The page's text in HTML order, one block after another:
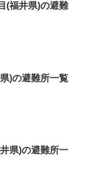
(福井県)の避難
)の避難所一覧
県)の避難所一